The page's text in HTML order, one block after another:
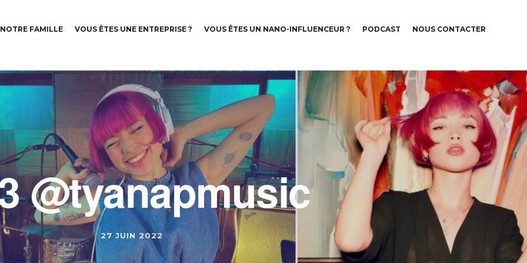
NOTRE FAMILLE VOUS ÊTES UNE ENTREPRISE ? VOUS ÊTES UN NANO-INFLUENCEUR ? PODCAST NOUS CONTACTER
@tyanapmusic
27 JUIN 2022